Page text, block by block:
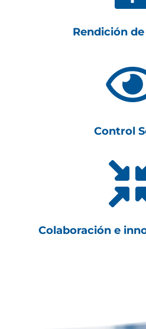
Rendición
Control
Colaboración e